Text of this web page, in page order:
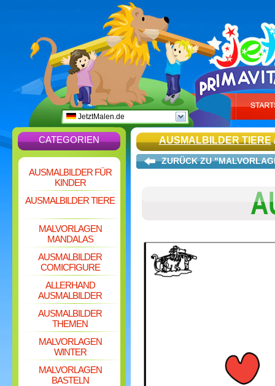
JetztMalen.de
CATEGORIEN
AUSMALBILDER FÜR
KINDER
AUSMALBILDER TIERE
MALVORLAGEN
MANDALAS
AUSMALBILDER
COMICFIGURE
ALLERHAND
AUSMALBILDER
AUSMALBILDER
THEMEN
MALVORLAGEN
WINTER
MALVORLAGEN
BASTELN
AUSMALBILDER TIERE
ZURÜCK ZU